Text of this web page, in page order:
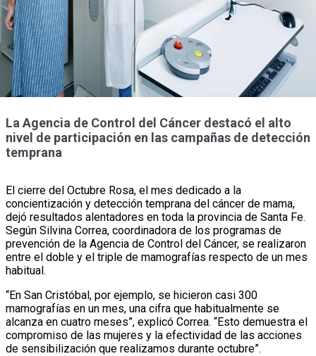
La Agencia de Control del Cáncer destacó el alto
nivel de participación en las campañas de detección
temprana
El cierre del Octubre Rosa, el mes dedicado a la
concientización y detección temprana del cáncer de mama,
dejó resultados alentadores en toda la provincia de Santa Fe.
Según Silvina Correa, coordinadora de los programas de
prevención de la Agencia de Control del Cáncer, se realizaron
entre el doble y el triple de mamografías respecto de un mes
habitual.
“En San Cristóbal, por ejemplo, se hicieron casi 300
mamografías en un mes, una cifra que habitualmente se
alcanza en cuatro meses”, explicó Correa. “Esto demuestra el
compromiso de las mujeres y la efectividad de las acciones
de sensibilización que realizamos durante octubre”.